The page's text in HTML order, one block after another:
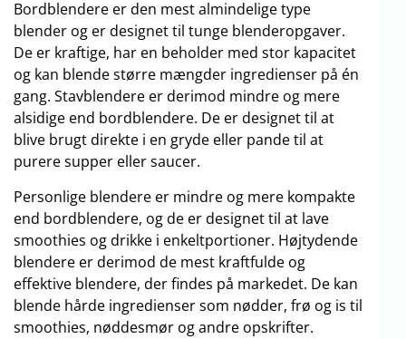
Bordblendere er den mest almindelige type
blender og er designet til tunge blenderopgaver.
De er kraftige, har en beholder med stor kapacitet
og kan blende større mængder ingredienser på én
gang. Stavblendere er derimod mindre og mere
alsidige end bordblendere. De er designet til at
blive brugt direkte i en gryde eller pande til at
purere supper eller saucer.
Personlige blendere er mindre og mere kompakte
end bordblendere, og de er designet til at lave
smoothies og drikke i enkeltportioner. Højtydende
blendere er derimod de mest kraftfulde og
effektive blendere, der findes på markedet. De kan
blende hårde ingredienser som nødder, frø og is til
smoothies, nøddesmør og andre opskrifter.